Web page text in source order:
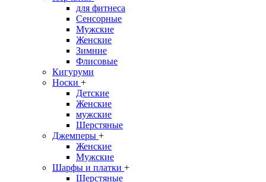
для фитнеса
Сенсорные
Мужские
Женские
Зимние
Флисовые
Кигуруми
Носки +
Детские
Женские
мужские
Шерстяные
Джемперы +
Женские
Мужские
Шарфы и платки +
Шерстяные